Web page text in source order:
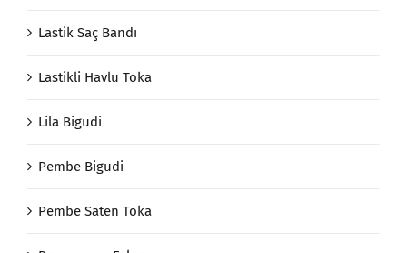
Lastik Saç Bandı
Lastikli Havlu Toka
Lila Bigudi
Pembe Bigudi
Pembe Saten Toka